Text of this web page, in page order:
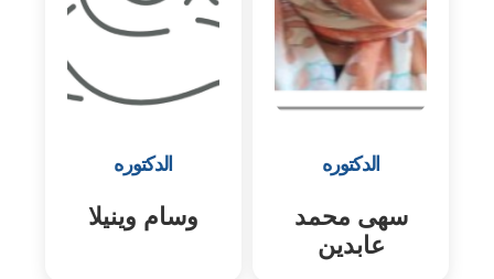
الدكتوره
سهى محمد
عابدين
الدكتوره
وسام وينيلا